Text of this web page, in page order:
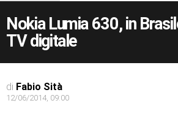
Nokia Lumia 630, in
TV digitale
di Fabio Sità
12/06/2014, 09:00